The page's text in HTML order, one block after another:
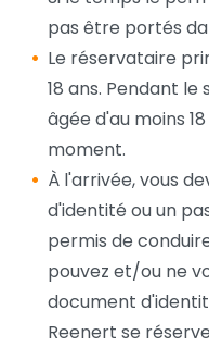
pas être portés
Le réservataire
18 ans. Pendant le
âgée d'au moins
moment.
À l'arrivée, vous
d'identité ou un
permis de
pouvez et/ou ne
document
Reenert se